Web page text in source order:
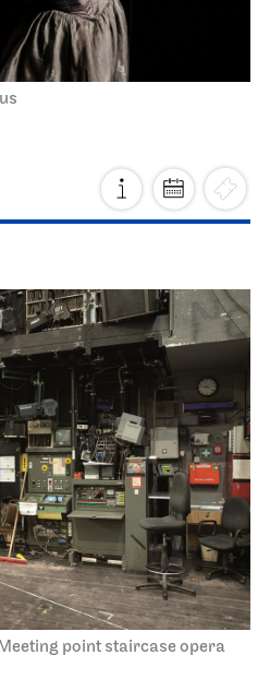
Meeting point staircase opera